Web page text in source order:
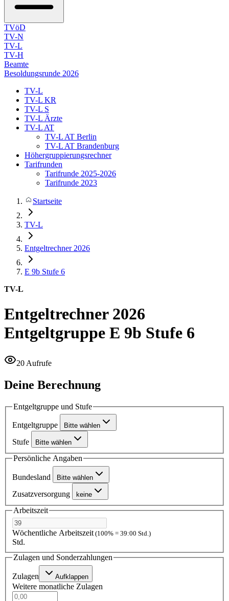
TVöD
TV-N
TV-L
TV-H
Beamte
Besoldungsrunde 2026
TV-L
TV-L KR
TV-L S
TV-L Ärzte
TV-L AT
TV-L AT Berlin
TV-L AT Brandenburg
Höhergruppierungsrechner
Tarifrunden
Tarifrunde 2025-2026
Tarifrunde 2023
Startseite
TV-L
Entgeltrechner 2026
E 9b Stufe 6
TV-L
Entgeltrechner 2026
Entgeltgruppe E 9b Stufe 6
20 Aufrufe
Deine Berechnung
Entgeltgruppe und Stufe
Entgeltgruppe Bitte wählen
Stufe Bitte wählen
Persönliche Angaben
Bundesland Bitte wählen
Zusatzversorgung keine
Arbeitszeit
Wöchentliche Arbeitszeit(100% = 39:00 Std.)
Std.
Zulagen und Sonderzahlungen
Zulagen Aufklappen
Weitere monatliche Zulagen